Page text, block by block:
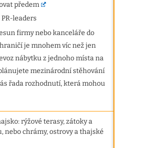
předem
PR-leaders
firmy nebo kanceláře do
je mnohem víc než jen
nábytku z jednoho místa na
mezinárodní stěhování
řada rozhodnutí, která mohou
rýžové terasy, zátoky a
nebo chrámy, ostrovy a thajské